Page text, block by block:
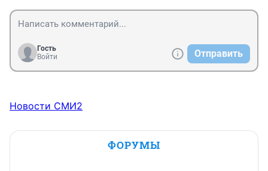
Гость
Войти
Отправить
Новости СМИ2
ФОРУМЫ